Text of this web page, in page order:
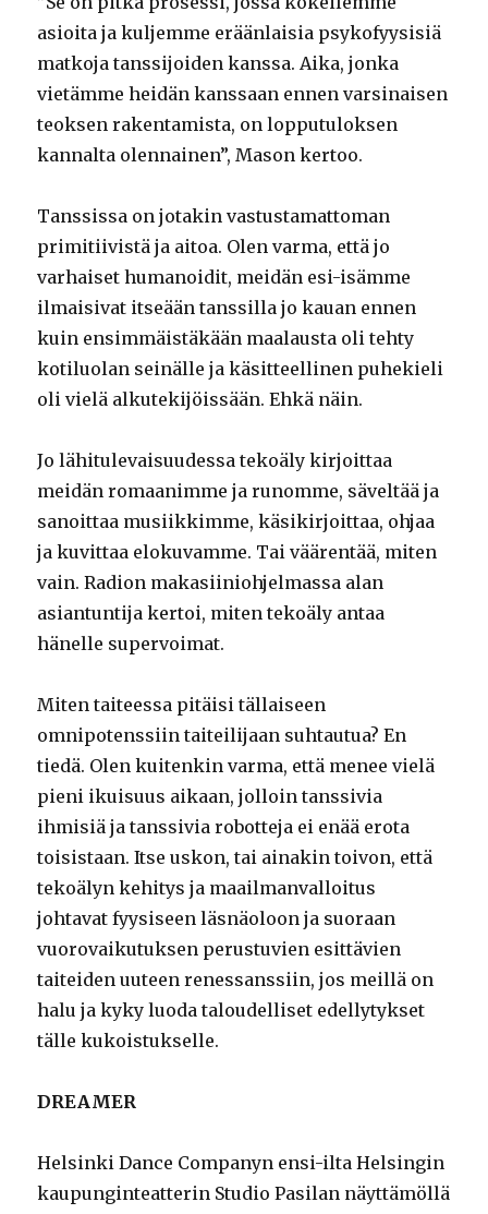
asioita ja kuljemme eräänlaisia psykofyysisiä
matkoja tanssijoiden kanssa. Aika, jonka
vietämme heidän kanssaan ennen varsinaisen
teoksen rakentamista, on lopputuloksen
kannalta olennainen”, Mason kertoo.
Tanssissa on jotakin vastustamattoman
primitiivistä ja aitoa. Olen varma, että jo
varhaiset humanoidit, meidän esi-isämme
ilmaisivat itseään tanssilla jo kauan ennen
kuin ensimmäistäkään maalausta oli tehty
kotiluolan seinälle ja käsitteellinen puhekieli
oli vielä alkutekijöissään. Ehkä näin.
Jo lähitulevaisuudessa tekoäly kirjoittaa
meidän romaanimme ja runomme, säveltää ja
sanoittaa musiikkimme, käsikirjoittaa, ohjaa
ja kuvittaa elokuvamme. Tai väärentää, miten
vain. Radion makasiiniohjelmassa alan
asiantuntija kertoi, miten tekoäly antaa
hänelle supervoimat.
Miten taiteessa pitäisi tällaiseen
omnipotenssiin taiteilijaan suhtautua? En
tiedä. Olen kuitenkin varma, että menee vielä
pieni ikuisuus aikaan, jolloin tanssivia
ihmisiä ja tanssivia robotteja ei enää erota
toisistaan. Itse uskon, tai ainakin toivon, että
tekoälyn kehitys ja maailmanvalloitus
johtavat fyysiseen läsnäoloon ja suoraan
vuorovaikutuksen perustuvien esittävien
taiteiden uuteen renessanssiin, jos meillä on
halu ja kyky luoda taloudelliset edellytykset
tälle kukoistukselle.
DREAMER
Helsinki Dance Companyn ensi-ilta Helsingin
kaupunginteatterin Studio Pasilan näyttämöllä